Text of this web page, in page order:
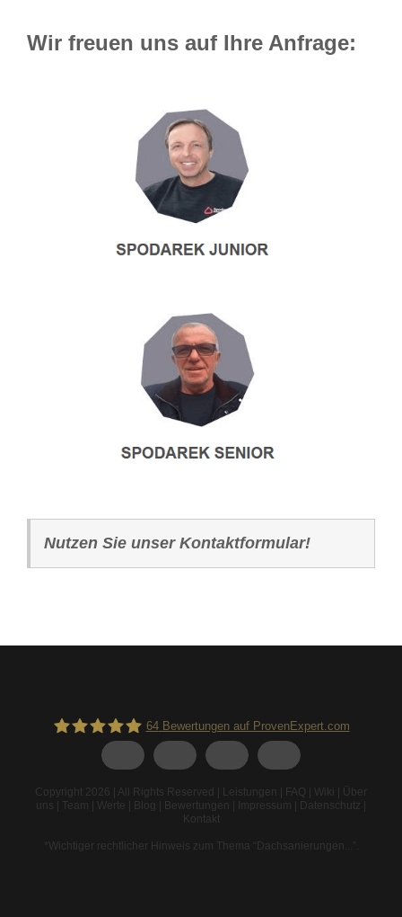
Wir freuen uns auf Ihre Anfrage:
Nutzen Sie unser Kontaktformular!
64Bewertungen auf ProvenExpert.com
Copyright 2026 | All Rights Reserved | Leistungen FAQ Wiki
Über
uns
Team Werte Blog Bewertungen Impressum Datenschutz
Kontakt
*Wichtiger rechtlicher Hinweis zum Thema “Dachsanierungen...” .